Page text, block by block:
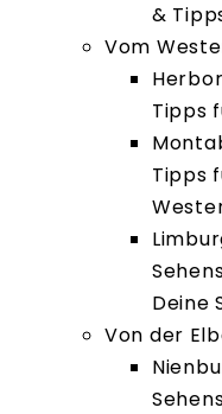
&
Vom
Tipps
Tipps
Deine
Von der